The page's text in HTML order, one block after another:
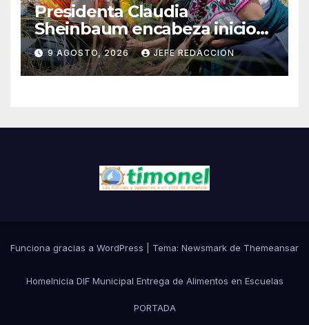
Presidenta Claudia
Sheinbaum encabeza inicio
de la Jornada Nacional de
Reforestación 2026
9 AGOSTO, 2026 JEFE REDACCION
Funciona gracias a WordPress Tema: Newsmark de Themeansar
HomeInicia DIF Municipal Entrega de Alimentos en Escuelas
PORTADA